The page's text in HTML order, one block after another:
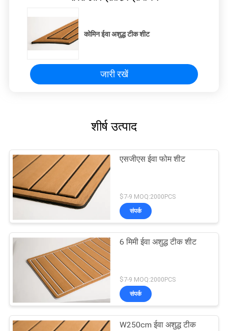
कोमिन ईवा अशुद्ध टीक शीट
जारी रखें
शीर्ष उत्पाद
एसजीएस ईवा फोम शीट
$7-9 MOQ:2000PCS
संपर्क
6 मिमी ईवा अशुद्ध टीक शीट
$7-9 MOQ:2000PCS
संपर्क
W250cm ईवा अशुद्ध टीक